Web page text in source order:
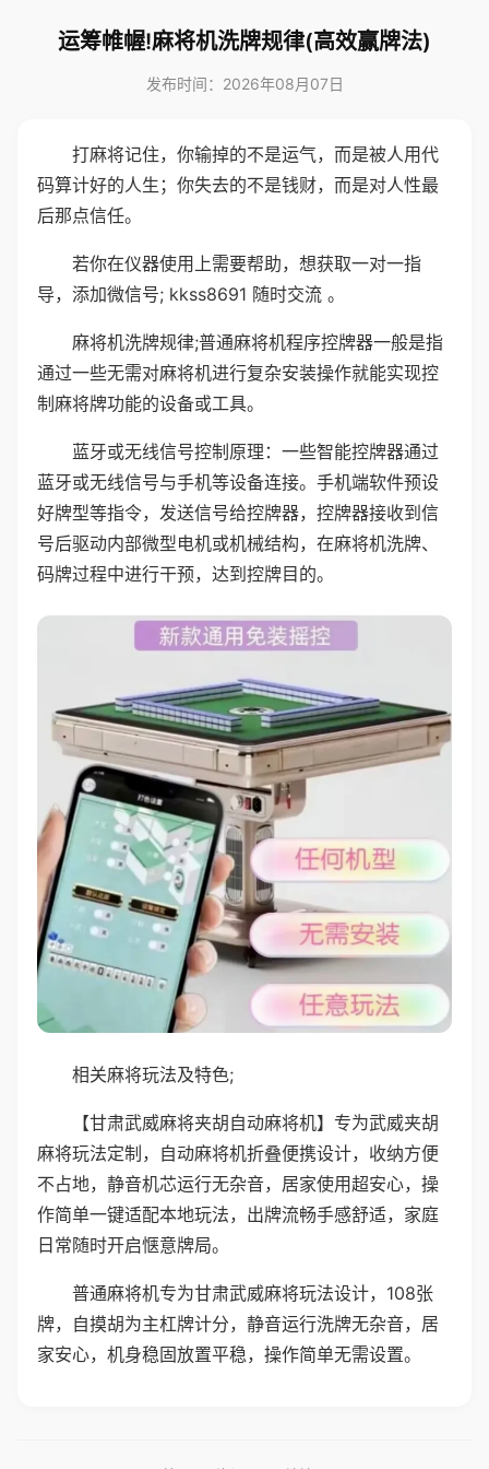
运筹帷幄!麻将机洗牌规律(高效赢牌法)
发布时间：2026年08月07日
打麻将记住，你输掉的不是运气，而是被人用代
码算计好的人生；你失去的不是钱财，而是对人性最
后那点信任。
若你在仪器使用上需要帮助，想获取一对一指
导，添加微信号; kkss8691 随时交流 。
麻将机洗牌规律;普通麻将机程序控牌器一般是指
通过一些无需对麻将机进行复杂安装操作就能实现控
制麻将牌功能的设备或工具。
蓝牙或无线信号控制原理：一些智能控牌器通过
蓝牙或无线信号与手机等设备连接。手机端软件预设
好牌型等指令，发送信号给控牌器，控牌器接收到信
号后驱动内部微型电机或机械结构，在麻将机洗牌、
码牌过程中进行干预，达到控牌目的。
相关麻将玩法及特色;
【甘肃武威麻将夹胡自动麻将机】专为武威夹胡
麻将玩法定制，自动麻将机折叠便携设计，收纳方便
不占地，静音机芯运行无杂音，居家使用超安心，操
作简单一键适配本地玩法，出牌流畅手感舒适，家庭
日常随时开启惬意牌局。
普通麻将机专为甘肃武威麻将玩法设计，108张
牌，自摸胡为主杠牌计分，静音运行洗牌无杂音，居
家安心，机身稳固放置平稳，操作简单无需设置。